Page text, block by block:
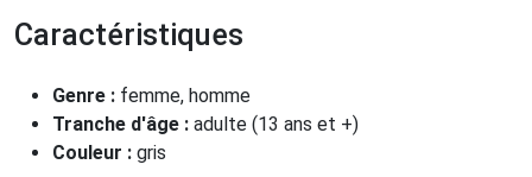
Caractéristiques
Genre : femme, homme
Tranche d'âge : adulte (13 ans et +)
Couleur : gris